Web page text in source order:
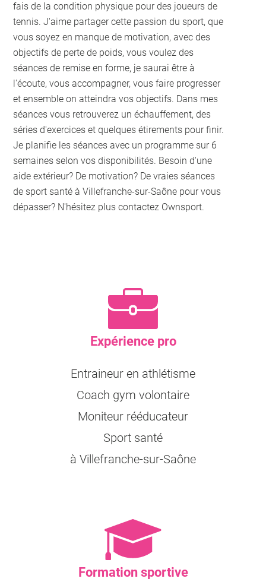
fais de la condition physique pour des joueurs de
tennis. J'aime partager cette passion du sport, que
vous soyez en manque de motivation, avec des
objectifs de perte de poids, vous voulez des
séances de remise en forme, je saurai être à
l'écoute, vous accompagner, vous faire progresser
et ensemble on atteindra vos objectifs. Dans mes
séances vous retrouverez un échauffement, des
séries d'exercices et quelques étirements pour finir.
Je planifie les séances avec un programme sur 6
semaines selon vos disponibilités. Besoin d'une
aide extérieur? De motivation? De vraies séances
de sport santé à Villefranche-sur-Saône pour vous
dépasser? N'hésitez plus contactez Ownsport.
Expérience pro
Entraineur en athlétisme
Coach gym volontaire
Moniteur rééducateur
Sport santé
à Villefranche-sur-Saône
Formation sportive